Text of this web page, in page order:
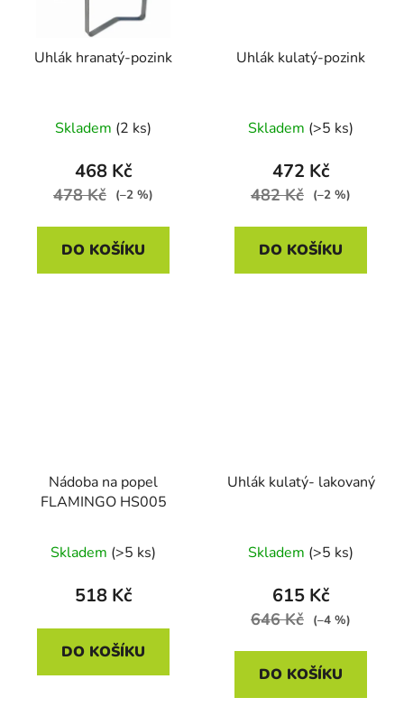
Uhlák hranatý-pozink
Skladem (2 ks)
468 Kč
478 Kč (–2 %)
DO KOŠÍKU
Uhlák kulatý-pozink
Skladem (>5 ks)
472 Kč
482 Kč (–2 %)
DO KOŠÍKU
Nádoba na popel
FLAMINGO HS005
Skladem (>5 ks)
518 Kč
DO KOŠÍKU
Uhlák kulatý- lakovaný
Skladem (>5 ks)
615 Kč
646 Kč (–4 %)
DO KOŠÍKU